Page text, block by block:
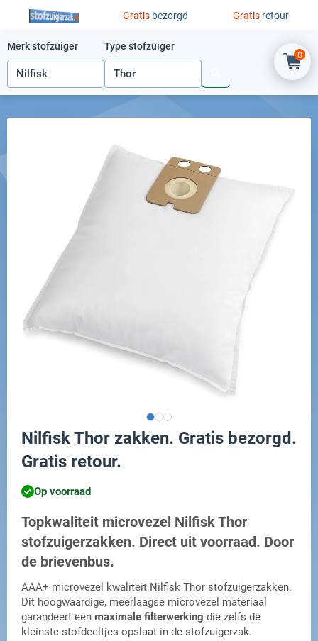
Ga naar de inhoud
Gratis bezorgd Gratisretour
0
Merk stofzuiger Type stofzuiger
Nilfisk Thor zakken. Gratis bezorgd.
Gratis retour.
Op voorraad
Topkwaliteit microvezel Nilfisk Thor
stofzuigerzakken. Direct uit voorraad. Door
de brievenbus.
AAA+ microvezel kwaliteit Nilfisk Thor stofzuigerzakken.
Dit hoogwaardige, meerlaagse microvezel materiaal
garandeert een maximale filterwerking die zelfs de
kleinste stofdeeltjes opslaat in de stofzuigerzak.